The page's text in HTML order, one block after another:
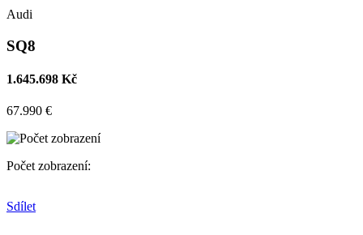
Audi
SQ8
1.645.698 Kč
67.990 €
Počet zobrazení:
Sdílet